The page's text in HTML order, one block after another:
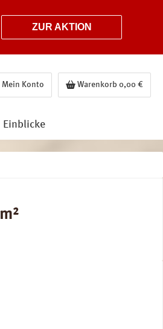
ZUR AKTION
Mein Konto Warenkorb 0,00 €
Einblicke